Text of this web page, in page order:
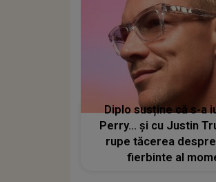
Diplo susține că s-a
Perry… și cu Justin
rupe tăcerea
fierbinte al